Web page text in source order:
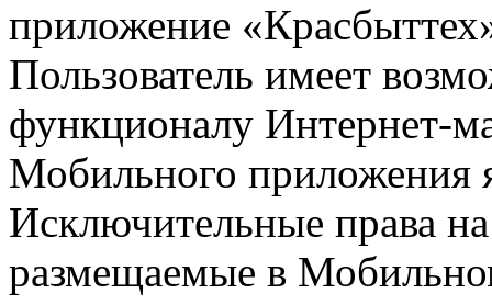
приложение
Пользователь имеет
функционалу Интернет-
Мобильного приложения
Исключительные права
размещаемые в